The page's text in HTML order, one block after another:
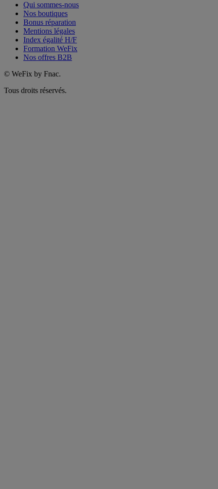
Qui sommes-nous
Nos boutiques
Bonus réparation
Mentions légales
Index égalité H/F
Formation WeFix
Nos offres B2B
© WeFix by Fnac.
Tous droits réservés.